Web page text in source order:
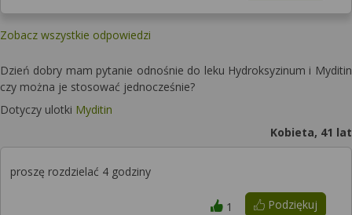
Zobacz wszystkie odpowiedzi
Dzień dobry mam pytanie odnośnie do leku Hydroksyzinum i Myditin
czy można je stosować jednocześnie?
Dotyczy ulotki Myditin
Kobieta, 41 lat
proszę rozdzielać 4 godziny
Podziękuj
1